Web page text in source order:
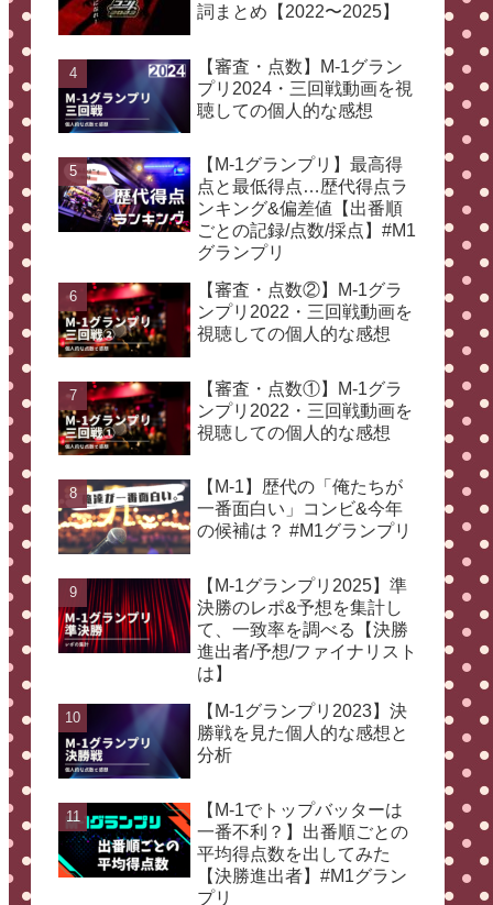
詞まとめ【2022〜2025】
【審査・点数】M-1グラン
プリ2024・三回戦動画を視
聴しての個人的な感想
【M-1グランプリ】最高得
点と最低得点…歴代得点ラ
ンキング&偏差値【出番順
ごとの記録/点数/採点】#M1
グランプリ
【審査・点数②】M-1グラ
ンプリ2022・三回戦動画を
視聴しての個人的な感想
【審査・点数①】M-1グラ
ンプリ2022・三回戦動画を
視聴しての個人的な感想
【M-1】歴代の「俺たちが
一番面白い」コンビ&今年
の候補は？ #M1グランプリ
【M-1グランプリ2025】準
決勝のレポ&予想を集計し
て、一致率を調べる【決勝
進出者/予想/ファイナリスト
は】
【M-1グランプリ2023】決
勝戦を見た個人的な感想と
分析
【M-1でトップバッターは
一番不利？】出番順ごとの
平均得点数を出してみた
【決勝進出者】#M1グラン
プリ